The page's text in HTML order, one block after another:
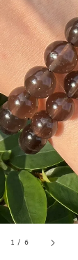
1 / 6